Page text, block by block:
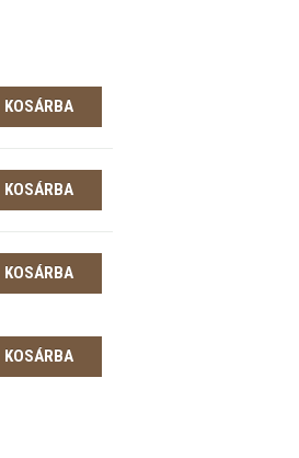
KOSÁRBA
KOSÁRBA
KOSÁRBA
KOSÁRBA